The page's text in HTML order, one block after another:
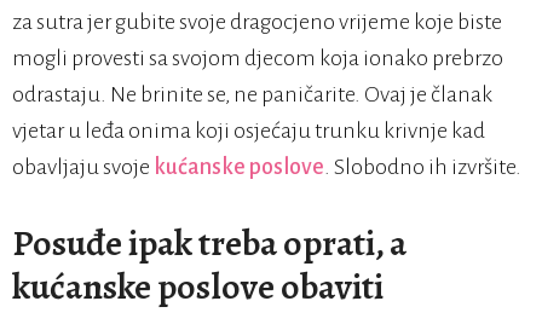
za sutra jer gubite svoje dragocjeno vrijeme koje biste
mogli provesti sa svojom djecom koja ionako prebrzo
odrastaju. Ne brinite se, ne paničarite. Ovaj je članak
vjetar u leđa onima koji osjećaju trunku krivnje kad
obavljaju svoje kućanske poslove. Slobodno ih izvršite.
Posuđe ipak treba oprati, a
kućanske poslove obaviti